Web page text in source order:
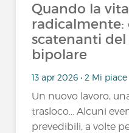
Quando la
scatenanti
bipolare
13 apr 2026 • 2 Mi piace
Un nuovo lavoro,
trasloco… Alcuni
prevedibili, a volte